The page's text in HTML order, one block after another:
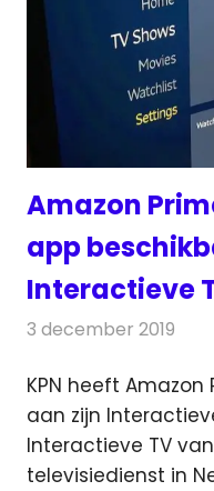
Amazon
app
Interactieve
3 december 2019
KPN heeft
aan zijn
Interactieve TV van
televisiedienst in